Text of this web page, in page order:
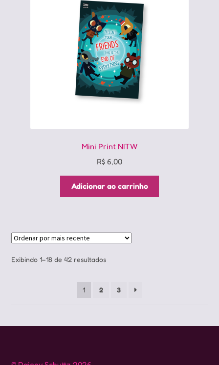
Mini Print NITW
R$ 6,00
Adicionar ao carrinho
Exibindo 1–18 de 42 resultadosClassificado
recente
1 2 3